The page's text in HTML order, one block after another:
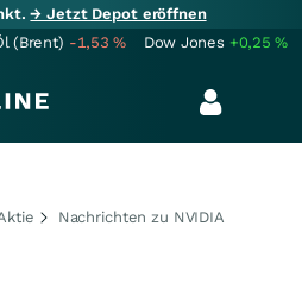
→ Jetzt Depot eröffnen
(Brent) -1,53% Dow Jones +0,25%
Nachrichten zu NVIDIA